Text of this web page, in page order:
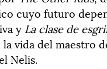
cuyo futuro
y La clase de
vida del maestro
Nelis.